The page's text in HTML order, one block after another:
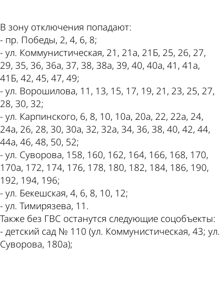
В зону отключения попадают:
- пр. Победы, 2, 4, 6, 8;
- ул. Коммунистическая, 21, 21а, 21Б, 25, 26, 27,
29, 35, 36, 36а, 37, 38, 38а, 39, 40, 40а, 41, 41а,
41Б, 42, 45, 47, 49;
- ул. Ворошилова, 11, 13, 15, 17, 19, 21, 23, 25, 27,
28, 30, 32;
- ул. Карпинского, 6, 8, 10, 10а, 20а, 22, 22а, 24,
24а, 26, 28, 30, 30а, 32, 32а, 34, 36, 38, 40, 42, 44,
44а, 46, 48, 50, 52;
- ул. Суворова, 158, 160, 162, 164, 166, 168, 170,
170а, 172, 174, 176, 178, 180, 182, 184, 186, 190,
192, 194, 196;
- ул. Бекешская, 4, 6, 8, 10, 12;
- ул. Тимирязева, 11.
Также без ГВС останутся следующие соцобъекты:
- детский сад № 110 (ул. Коммунистическая, 43; ул.
Суворова, 180а);